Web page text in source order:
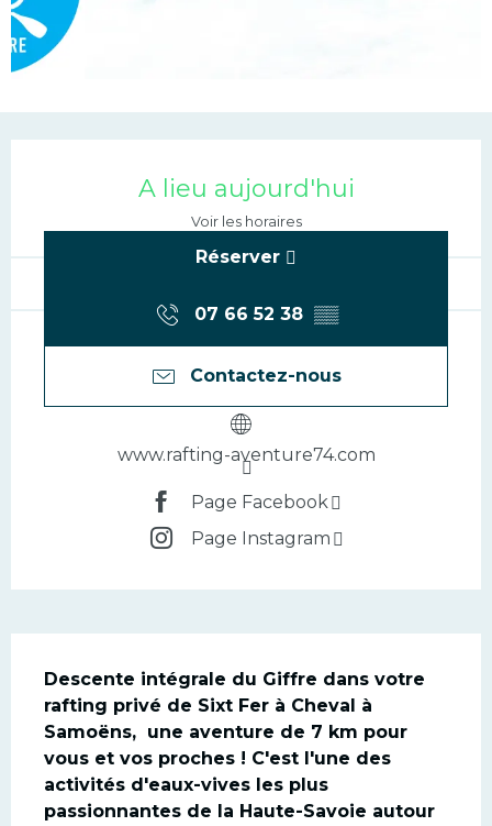
Ouverture et
A lieu aujourd'hui
Voir les horaires
Réserver
07 66 52 38 ▒▒
Contactez-nous
www.rafting-aventure74.com
Page Facebook
Page Instagram
Description
Descente intégrale du Giffre dans votre
rafting privé de Sixt Fer à Cheval à
Samoëns,  une aventure de 7 km pour
vous et vos proches ! C'est l'une des
activités d'eaux-vives les plus
passionnantes de la Haute-Savoie autour